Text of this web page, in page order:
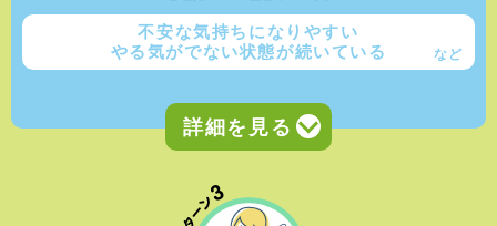
不安な気持ちになりやすい
やる気がでない状態が続いている
など